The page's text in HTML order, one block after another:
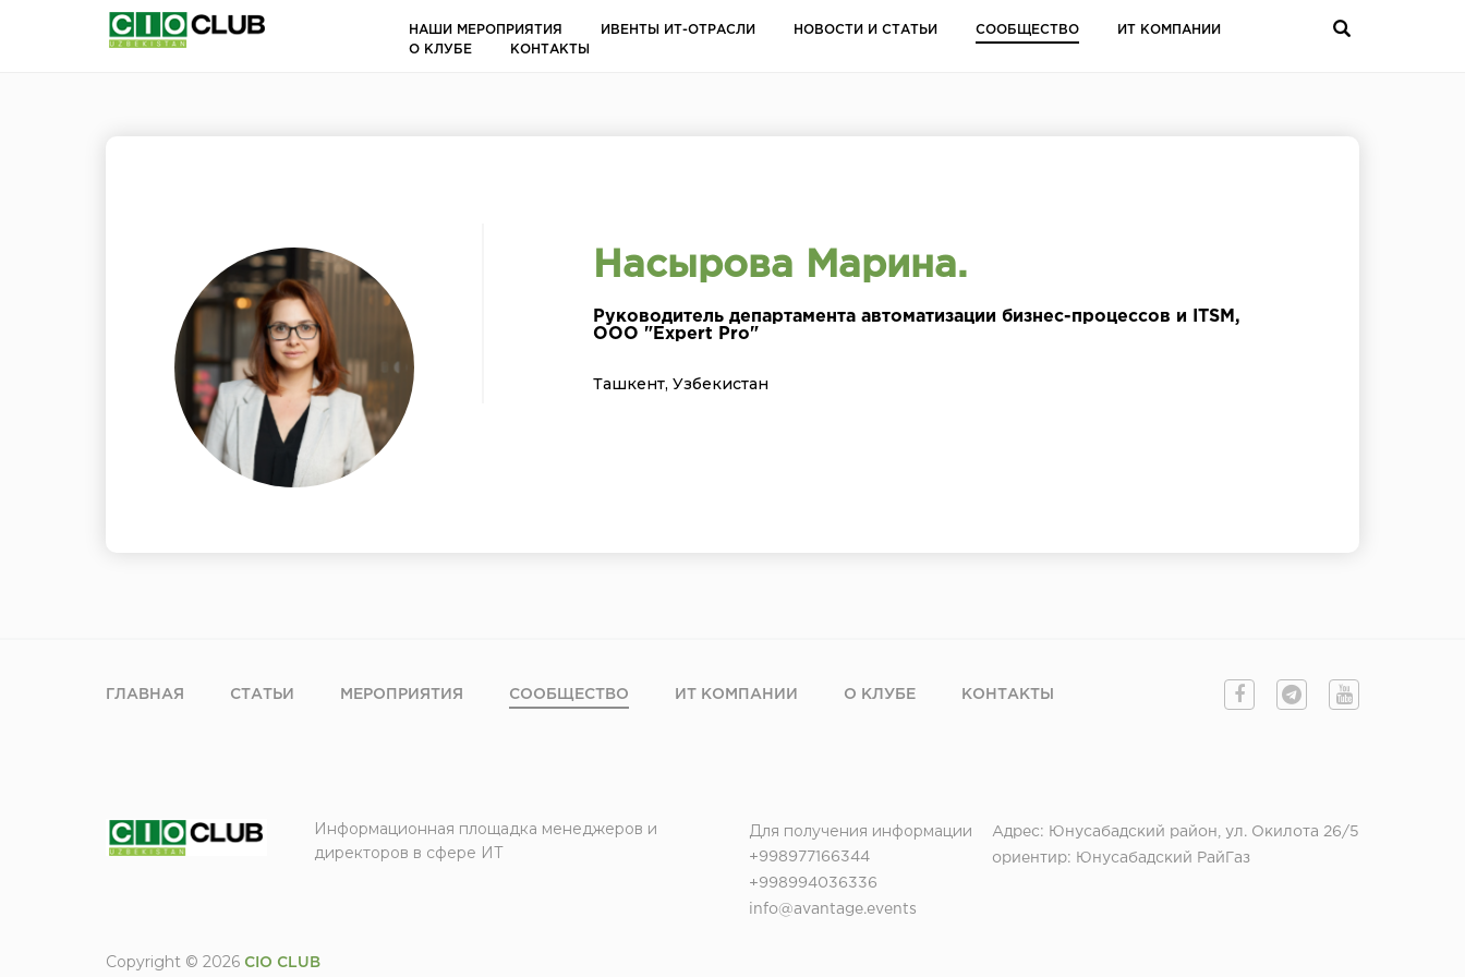
НАШИ МЕРОПРИЯТИЯ ИВЕНТЫ ИТ-ОТРАСЛИ НОВОСТИ И СТАТЬИ СООБЩЕСТВО
ИТ КОМПАНИИ
О КЛУБЕ
КОНТАКТЫ
Насырова Марина.
Руководитель департамента автоматизации бизнес-процессов и ITSM,
ООО "Expert Pro"
Ташкент, Узбекистан
ГЛАВНАЯ СТАТЬИ МЕРОПРИЯТИЯ СООБЩЕСТВО ИТ КОМПАНИИ О КЛУБЕ КОНТАКТЫ
Информационная площадка менеджеров и
директоров в сфере ИТ
Copyright © 2026 CIO CLUB
Для получения информации
+998977166344
+998994036336
info@avantage.events
Адрес: Юнусабадский район, ул. Окилота 26/5
ориентир: Юнусабадский РайГаз